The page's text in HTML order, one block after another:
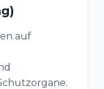
auf